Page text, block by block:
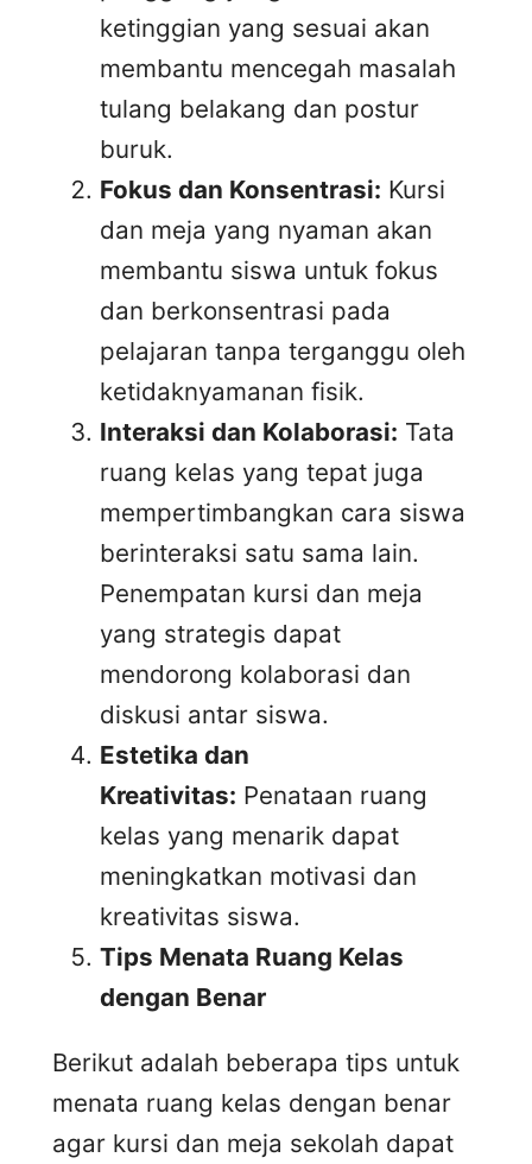
ketinggian yang sesuai akan
membantu mencegah masalah
tulang belakang dan postur
buruk.
Fokus dan Konsentrasi: Kursi
dan meja yang nyaman akan
membantu siswa untuk fokus
dan berkonsentrasi pada
pelajaran tanpa terganggu oleh
ketidaknyamanan fisik.
Interaksi dan Kolaborasi: Tata
ruang kelas yang tepat juga
mempertimbangkan cara siswa
berinteraksi satu sama lain.
Penempatan kursi dan meja
yang strategis dapat
mendorong kolaborasi dan
diskusi antar siswa.
Estetika dan
Kreativitas: Penataan ruang
kelas yang menarik dapat
meningkatkan motivasi dan
kreativitas siswa.
Tips Menata Ruang Kelas
dengan Benar
Berikut adalah beberapa tips untuk
menata ruang kelas dengan benar
agar kursi dan meja sekolah dapat